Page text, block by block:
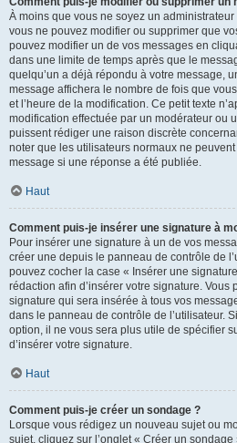
À moins que vous ne soyez un
vous ne pouvez modifier ou supprimer que
pouvez modifier un de vos messages en
dans une limite de temps après que le
quelqu’un a déjà répondu à votre message,
message affichera le nombre de fois que
et l’heure de la modification. Ce petit texte
modification effectuée par un modérateur ou
puissent rédiger une raison discrète
noter que les utilisateurs normaux ne
message si une réponse a été publiée.
Haut
Comment puis-je insérer une signature à
Pour insérer une signature à un de vos
créer une depuis le panneau de contrôle de
pouvez cocher la case « Insérer une
rédaction afin d’insérer votre signature. Vous
signature qui sera insérée à tous vos
dans le panneau de contrôle de l’utilisateur.
option, il ne vous sera plus utile de spécifier
d’insérer votre signature.
Haut
Comment puis-je créer un sondage ?
Lorsque vous rédigez un nouveau sujet ou
sujet, cliquez sur l’onglet « Créer un